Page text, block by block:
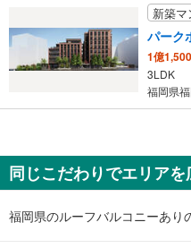
新築マ
パーク
1億
3LDK
福岡県
新築
パーク
6,590万
2LDK・
福岡県
同じこだわりでエリア
福岡県のルーフバルコニーあり